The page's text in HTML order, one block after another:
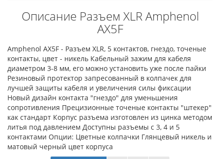
Описание Разъем XLR Amphenol
AX5F
Amphenol AX5F - Разъем XLR, 5 контактов, гнездо, точеные
контакты, цвет - никель Кабельный зажим для кабеля
диаметром 3-8 мм, его можно установить уже после пайки
Резиновый протектор запресованный в колпачек для
лучшей защиты кабеля и увеличения силы фиксации
Новый дизайн контакта "гнездо" для уменьшения
сопротивления Прецизионные точеные контакты "штекер"
как стандарт Корпус разъема изготовлен из цинка методом
литья под давлением Доступны разъемы с 3, 4 и 5
контактами Опции: Цветные колпачки Глянцевый никель и
матовый черный цвет корпуса